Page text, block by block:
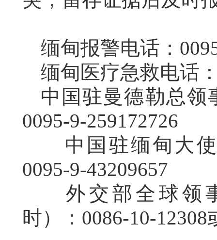
缅甸报警电话：
缅甸医疗急救电话
中国驻曼德勒总领
0095-9-259172726
中国驻缅甸大
0095-9-43209657
外交部全球领
时）：0086-10-12308